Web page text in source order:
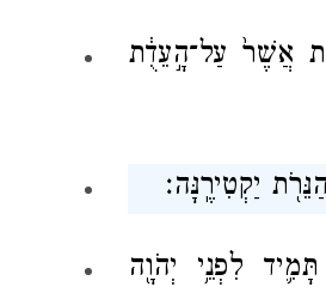
אֲשֶׁר֙ עַל־הָ֣עֵדֻ֔ת
יַקְטִירֶֽנָּה׃
לִפְנֵ֥י יְהֹוָ֖ה